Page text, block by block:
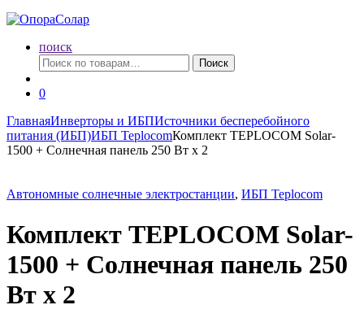
поиск
Искать:
Поиск
0
ГлавнаяИнверторы и ИБПИсточники бесперебойного
питания (ИБП)ИБП TeplocomКомплект TEPLOCOM Solar-
1500 + Солнечная панель 250 Вт х 2
Автономные солнечные электростанции, ИБП Teplocom
Комплект TEPLOCOM Solar-
1500 + Солнечная панель 250
Вт х 2